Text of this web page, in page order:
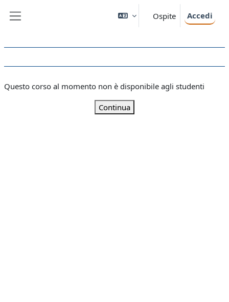
Ospite Accedi
Questo corso al momento non è disponibile agli studenti
Continua